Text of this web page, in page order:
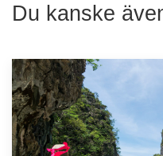
Du kanske